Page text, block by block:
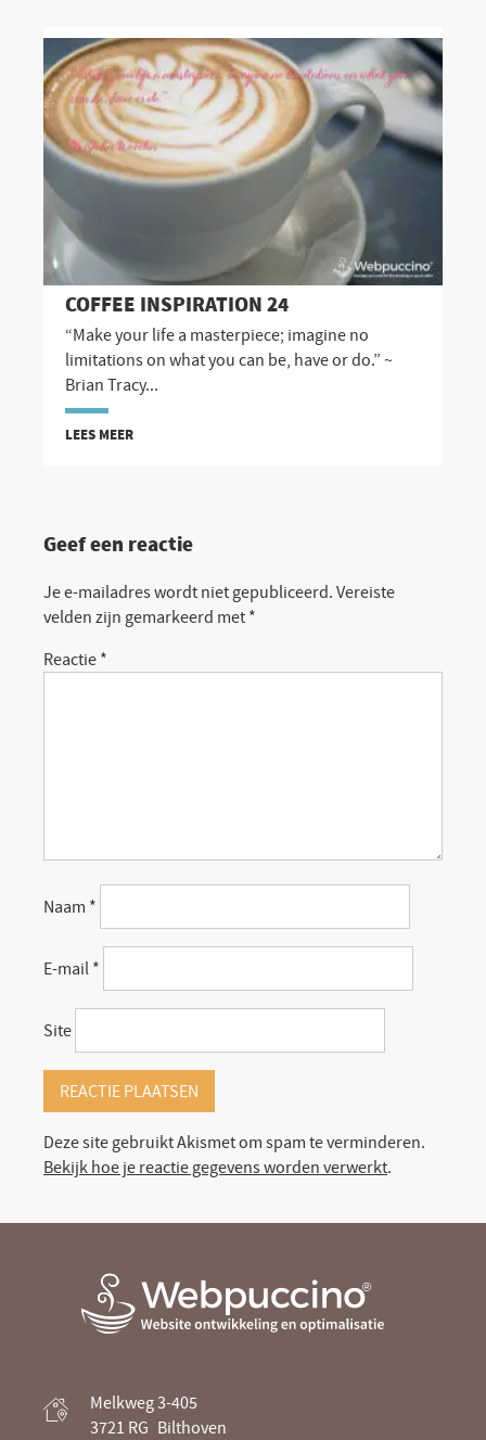
COFFEE INSPIRATION 24
“Make your life a masterpiece; imagine no
limitations on what you can be, have or do.” ~
Brian Tracy...
LEES MEER
Geef een reactie
Je e-mailadres wordt niet gepubliceerd. Vereiste
velden zijn gemarkeerd met *
Reactie *
Naam *
E-mail *
Site
Deze site gebruikt Akismet om spam te verminderen.
Bekijk hoe je reactie gegevens worden verwerkt.
Webpuccino® website ontwikkeling en
optimalisatie
Melkweg 3-405
3721 RG Bilthoven